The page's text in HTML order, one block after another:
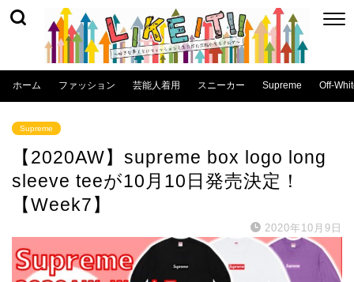
ホーム ファッション 芸能人着用 スニーカー Supreme Off-
Supreme
【2020AW】supreme box logo long
sleeve teeが10月10日発売決定！
【Week7】
2020年10月9日